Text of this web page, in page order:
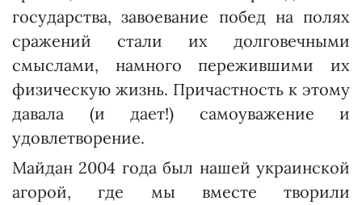
государства, завоевание побед на полях
сражений стали их долговечными
смыслами, намного пережившими их
физическую жизнь. Причастность к этому
давала (и дает!) самоуважение и
удовлетворение.
Майдан 2004 года был нашей украинской
агорой, где мы вместе творили